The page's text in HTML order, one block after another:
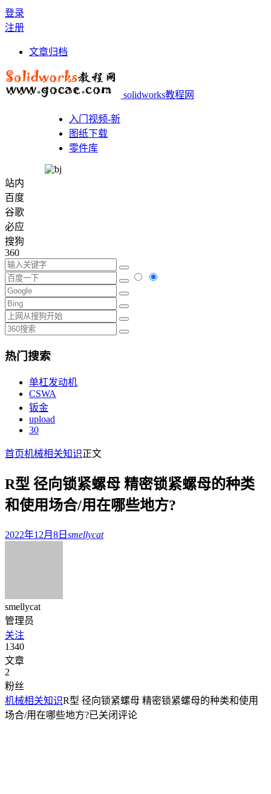
登录
注册
文章归档
solidworks教程网
入门视频-新
图纸下载
零件库
站内
百度
谷歌
必应
搜狗
360
热门搜索
单杠发动机
CSWA
钣金
upload
30
首页机械相关知识正文
R型 径向锁紧螺母 精密锁紧螺母的种类
和使用场合/用在哪些地方?
2022年12月8日 smellycat
smellycat
管理员
关注
1340
文章
2
粉丝
机械相关知识R型 径向锁紧螺母 精密锁紧螺母的种类和使用
场合/用在哪些地方?已关闭评论